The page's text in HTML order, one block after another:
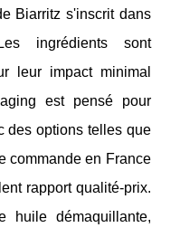
Biarritz s'inscrit dans
ingrédients sont
leur impact minimal
est pensé pour
des options telles que
commande en France
rapport qualité-prix.
huile démaquillante,